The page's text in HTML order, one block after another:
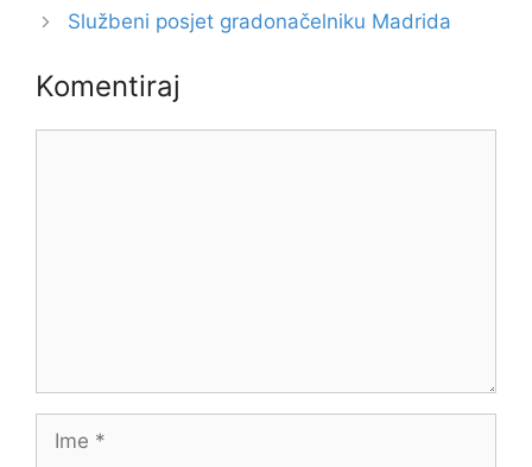
Službeni posjet gradonačelniku Madrida
Komentiraj